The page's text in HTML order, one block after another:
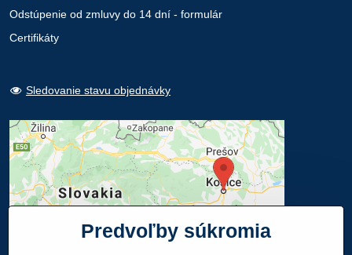
Odstúpenie od zmluvy do 14 dní - formulár
Certifikáty
Sledovanie stavu objednávky
Predvoľby súkromia